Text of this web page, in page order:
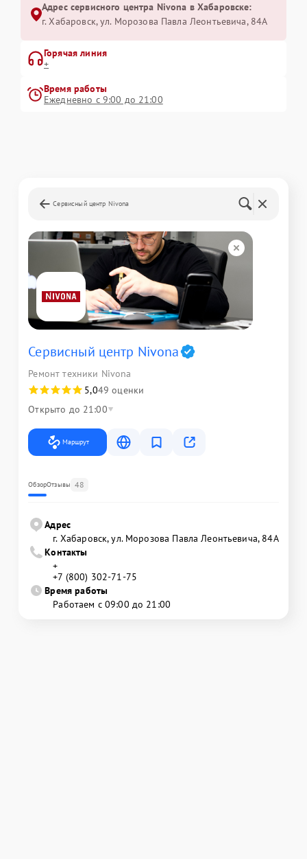
Адрес сервисного центра Nivona в Хабаровске:
г. Хабаровск, ул. Морозова Павла Леонтьевича, 84А
Горячая линия
+
Время работы
Ежедневно с 9:00 до 21:00
Сервисный центр Nivona
Сервисный центр Nivona
Ремонт техники Nivona
5,049 оценки
Открыто до 21:00
Маршрут
ОбзорОтзывы 48
Адрес
г. Хабаровск, ул. Морозова Павла Леонтьевича, 84А
Контакты
+
+7 (800) 302-71-75
Время работы
Работаем с 09:00 до 21:00